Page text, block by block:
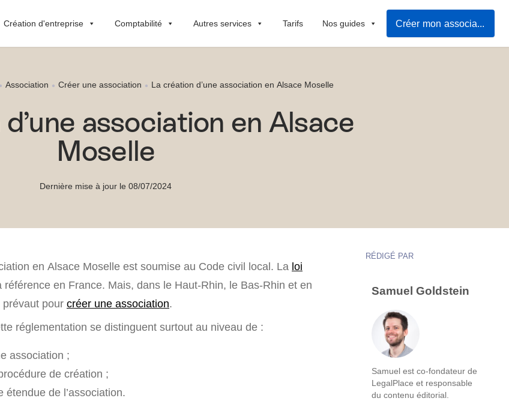
Création d'entreprise Comptabilité Autres services Tarifs Nos guides Créer mon association
Association Créer une association La création d’une association en Alsace Moselle
association en Alsace
Moselle
Dernière mise à jour le 08/07/2024
en Alsace Moselle est soumise au Code civil local. La loi
référence en France. Mais, dans le Haut-Rhin, le Bas-Rhin et en
pour créer une association.
réglementation se distinguent surtout au niveau de :
association ;
de création ;
étendue de l’association.
RÉDIGÉ PAR
Samuel Goldstein
Samuel est co-fondateur de
LegalPlace et responsable
du contenu éditorial.